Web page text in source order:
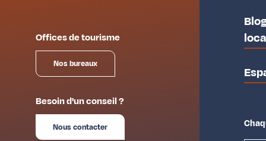
Offices de tourisme
Nos bureaux
Besoin d'un conseil ?
Nous contacter